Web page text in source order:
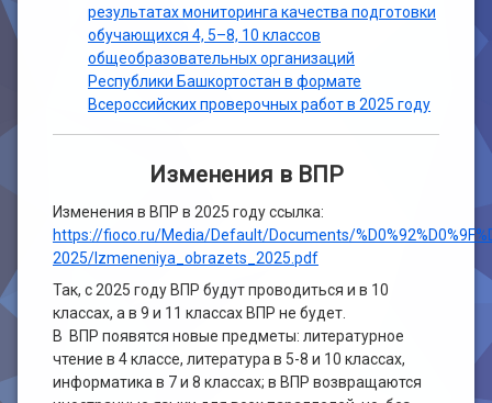
результатах мониторинга качества подготовки
обучающихся 4, 5–8, 10 классов
общеобразовательных организаций
Республики Башкортостан в формате
Всероссийских проверочных работ в 2025 году
Изменения в ВПР
Изменения в ВПР в 2025 году ссылка:
https://fioco.ru/Media/Default/Documents/
2025/Izmeneniya_obrazets_2025.pdf
Так, с 2025 году ВПР будут проводиться и в 10
классах, а в 9 и 11 классах ВПР не будет.
В ВПР появятся новые предметы: литературное
чтение в 4 классе, литература в 5-8 и 10 классах,
информатика в 7 и 8 классах; в ВПР возвращаются